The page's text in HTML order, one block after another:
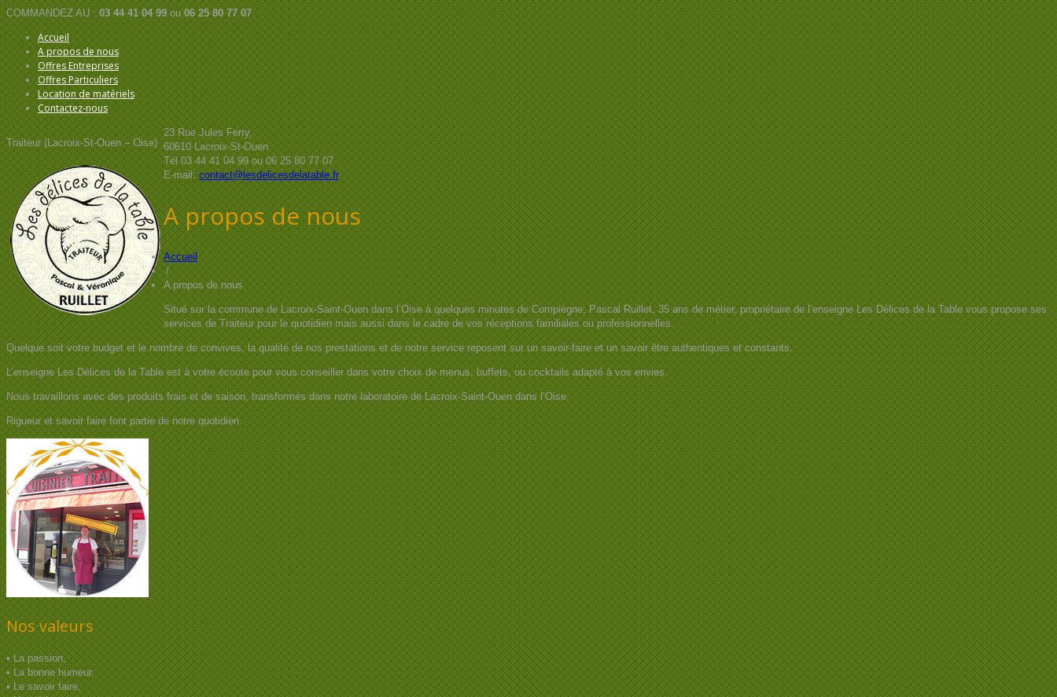
COMMANDEZ AU :03 44 41 04 99ou06 25 80 77 07
Accueil
A propos de nous
Offres Entreprises
Offres Particuliers
Location de matériels
Contactez-nous
Traiteur (Lacroix-St-Ouen – Oise)
23 Rue Jules Ferry,
60610 Lacroix-St-Ouen
Tél 03 44 41 04 99 ou 06 25 80 77 07
E-mail:contact@lesdelicesdelatable.fr
A propos de nous
Accueil
/
A propos de nous
Situé sur la commune de Lacroix-Saint-Ouen dans l’Oise à quelques minutes de Compiègne, Pascal Ruillet, 35 ans de métier, propriétaire de l’enseigne Les Délices de la Table vous propose ses
services de Traiteur pour le quotidien mais aussi dans le cadre de vos réceptions familiales ou professionnelles.
Quelque soit votre budget et le nombre de convives, la qualité de nos prestations et de notre service reposent sur un savoir-faire et un savoir être authentiques et constants.
L’enseigne Les Délices de la Table est à votre écoute pour vous conseiller dans votre choix de menus, buffets, ou cocktails adapté à vos envies.
Nous travaillons avec des produits frais et de saison, transformés dans notre laboratoire de Lacroix-Saint-Ouen dans l’Oise.
Rigueur et savoir faire font partie de notre quotidien.
Nos valeurs
• La passion,
• La bonne humeur,
• Le savoir faire,